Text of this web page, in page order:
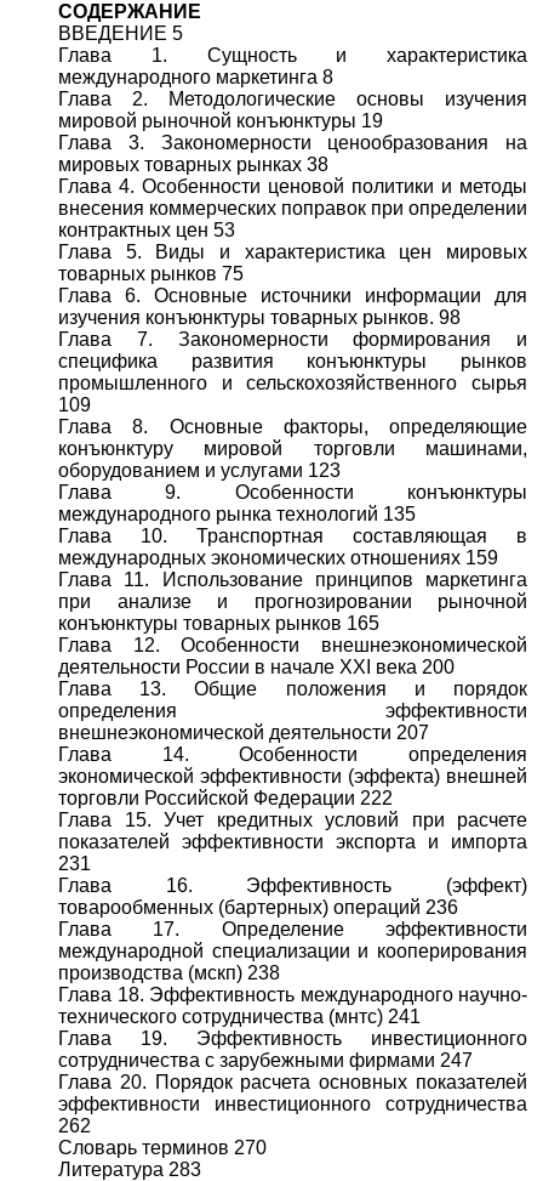
СОДЕРЖАНИЕ
ВВЕДЕНИЕ 5
Глава 1. Сущность и характеристика
международного маркетинга 8
Глава 2. Методологические основы изучения
мировой рыночной конъюнктуры 19
Глава 3. Закономерности ценообразования на
мировых товарных рынках 38
Глава 4. Особенности ценовой политики и методы
внесения коммерческих поправок при определении
контрактных цен 53
Глава 5. Виды и характеристика цен мировых
товарных рынков 75
Глава 6. Основные источники информации для
изучения конъюнктуры товарных рынков. 98
Глава 7. Закономерности формирования и
специфика развития конъюнктуры рынков
промышленного и сельскохозяйственного сырья
109
Глава 8. Основные факторы, определяющие
конъюнктуру мировой торговли машинами,
оборудованием и услугами 123
Глава 9. Особенности конъюнктуры
международного рынка технологий 135
Глава 10. Транспортная составляющая в
международных экономических отношениях 159
Глава 11. Использование принципов маркетинга
при анализе и прогнозировании рыночной
конъюнктуры товарных рынков 165
Глава 12. Особенности внешнеэкономической
деятельности России в начале XXI века 200
Глава 13. Общие положения и порядок
определения эффективности
внешнеэкономической деятельности 207
Глава 14. Особенности определения
экономической эффективности (эффекта) внешней
торговли Российской Федерации 222
Глава 15. Учет кредитных условий при расчете
показателей эффективности экспорта и импорта
231
Глава 16. Эффективность (эффект)
товарообменных (бартерных) операций 236
Глава 17. Определение эффективности
международной специализации и кооперирования
производства (мскп) 238
Глава 18. Эффективность международного научно-
технического сотрудничества (мнтс) 241
Глава 19. Эффективность инвестиционного
сотрудничества с зарубежными фирмами 247
Глава 20. Порядок расчета основных показателей
эффективности инвестиционного сотрудничества
262
Словарь терминов 270
Литература 283